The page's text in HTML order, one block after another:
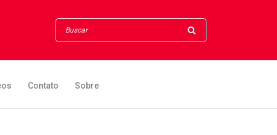
Contato Sobre